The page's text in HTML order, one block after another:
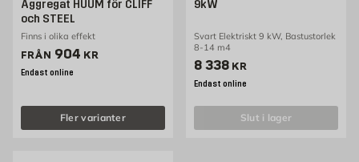
Aggregat HUUM för CLIFF
och STEEL
Finns i olika effekt
FRÅN Pris 904 kr
904 KR
Endast online
Fler varianter
9kW
Svart Elektriskt 9 kW, Bastustorlek
8-14 m4
Pris 8338 kr
8 338 KR
Endast online
slut i lager